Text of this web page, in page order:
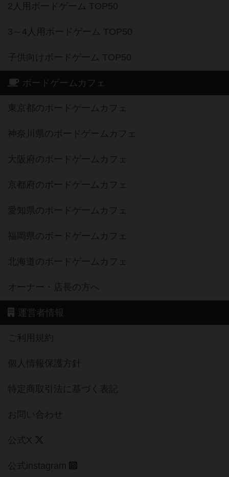
2人用ボードゲーム TOP50
3～4人用ボードゲーム TOP50
子供向けボードゲーム TOP50
ボードゲームカフェ
東京都のボードゲームカフェ
神奈川県のボードゲームカフェ
大阪府のボードゲームカフェ
京都府のボードゲームカフェ
愛知県のボードゲームカフェ
福岡県のボードゲームカフェ
北海道のボードゲームカフェ
オーナー・店長の方へ
運営者情報
ご利用規約
個人情報保護方針
特定商取引法に基づく表記
お問い合わせ
公式X
公式instagram